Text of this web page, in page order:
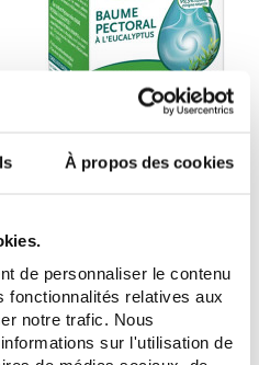
À propos des cookies
de personnaliser le contenu
fonctionnalités relatives aux
notre trafic. Nous
sur l'utilisation de
PHYTOSUN AROMS
PHYTOSUN AROMS BAUME
-20%
Zéro
gaspi